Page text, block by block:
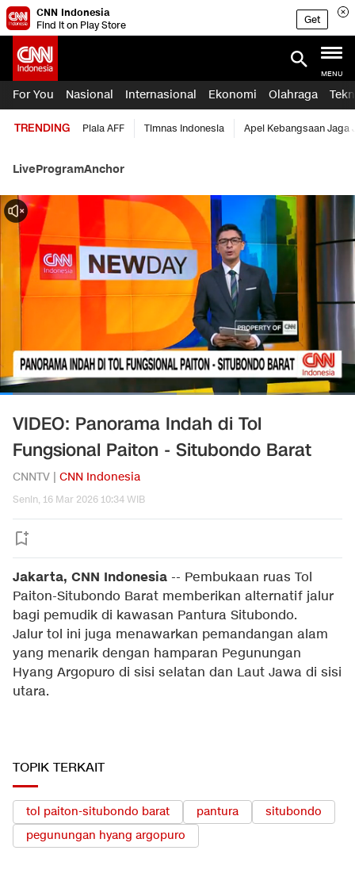
CNN Indonesia
Find it on Play Store
Get
MENU
For You Nasional Internasional Ekonomi Olahraga
TRENDING Piala AFF Timnas Indonesia Apel Kebangsaan Jaga
LiveProgramAnchor
VIDEO: Panorama Indah di Tol
Fungsional Paiton - Situbondo Barat
CNNTV | CNN Indonesia
Senin, 16 Mar 2026 10:34 WIB
Jakarta, CNN Indonesia -- Pembukaan ruas Tol
Paiton-Situbondo Barat memberikan alternatif jalur
bagi pemudik di kawasan Pantura Situbondo.
Jalur tol ini juga menawarkan pemandangan alam
yang menarik dengan hamparan Pegunungan
Hyang Argopuro di sisi selatan dan Laut Jawa di sisi
utara.
TOPIK TERKAIT
tol paiton-situbondo barat pantura
situbondo
pegunungan hyang argopuro